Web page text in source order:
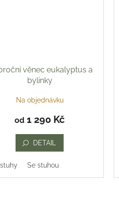
věnec eukalyptus a
bylinky
Na objednávku
od 1 290 Kč
DETAIL
Se stuhou